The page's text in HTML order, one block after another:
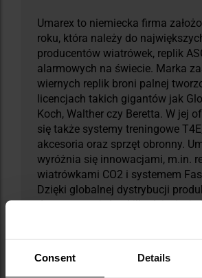
Consent Details
Umarex to niemiecka firma
roku, która należy do
producentów wiatrówek, replik
alarmowych na świecie. Marka
wiernych replik broni palnej
licencjach takich gigantów jak
Koch, Walther czy Beretta. W jej
się także systemy treningowe
akcesoria oraz sprzęt obronny.
wyróżnia się innowacjami, m.in.
wiatrówkami CO2 i systemem
Dzięki globalnej dystrybucji
dostępne są już w kilkudziesięciu
Pierwszy wielki sukces Umarex
Holmesie - produkt, który